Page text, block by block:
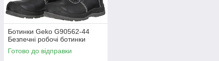
Ботинки Geko G90562-44
Безпечні робочі ботинки
Готово до відправки